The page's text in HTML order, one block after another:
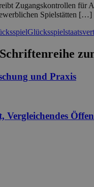
Zugangskontrollen für
Spielstätten […]
und Praxis